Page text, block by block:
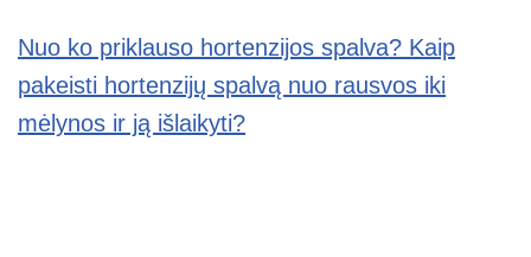
Nuo ko priklauso hortenzijos spalva? Kaip
pakeisti hortenzijų spalvą nuo rausvos iki
mėlynos ir ją išlaikyti?